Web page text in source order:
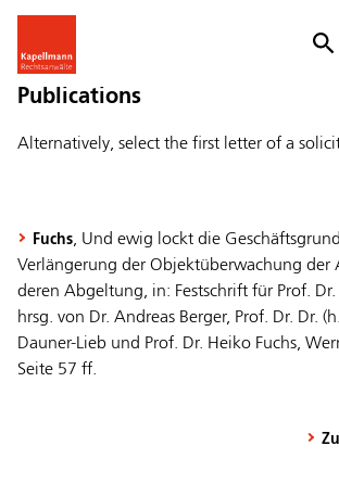
Publications
Alternatively, select the first letter of a
Fuchs, Und ewig lockt die
Verlängerung der Objektüberwachung der
deren Abgeltung, in: Festschrift für Prof.
hrsg. von Dr. Andreas Berger, Prof. Dr. Dr.
Dauner-Lieb und Prof. Dr. Heiko Fuchs,
Seite 57 ff.